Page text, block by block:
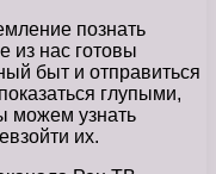
познать
из нас готовы
быт и отправиться
глупыми,
можем узнать
их.